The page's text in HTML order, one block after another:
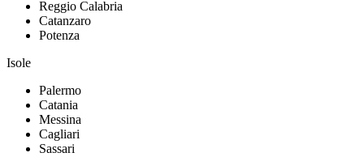
Reggio Calabria
Catanzaro
Potenza
Isole
Palermo
Catania
Messina
Cagliari
Sassari